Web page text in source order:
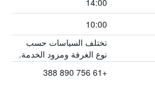
14:00
10:00
تختلف السياسات حسب
نوع الغرفة ومزود الخدمة.
+61 756 890 388